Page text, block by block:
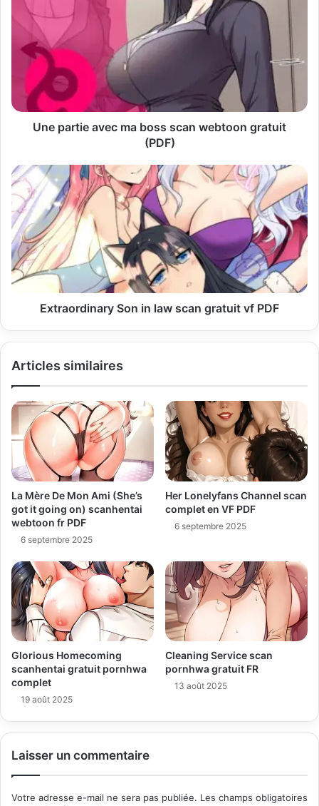
s
m
a
i
l
Une partie avec ma boss scan webtoon gratuit
(PDF)
Extraordinary Son in law scan gratuit vf PDF
Articles similaires
La Mère De Mon Ami (She’s
got it going on) scanhentai
webtoon fr PDF
6 septembre 2025
Her Lonelyfans Channel scan
complet en VF PDF
6 septembre 2025
Glorious Homecoming
scanhentai gratuit pornhwa
complet
19 août 2025
Cleaning Service scan
pornhwa gratuit FR
13 août 2025
Laisser un commentaire
Votre adresse e-mail ne sera pas publiée. Les champs obligatoires